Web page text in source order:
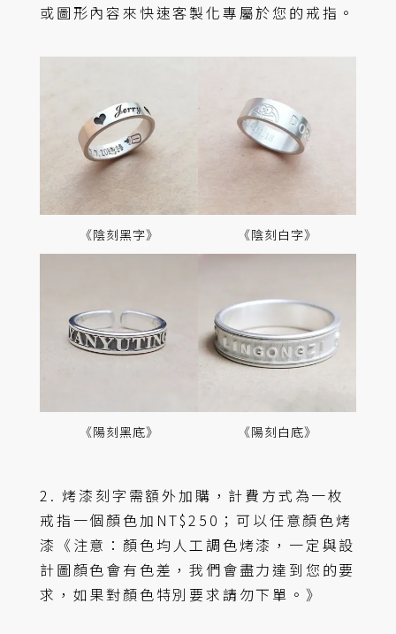
或圖形內容來快速客製化專屬於您的戒指。
《陰刻黑字》 《陰刻白字》
《陽刻黑底》 《陽刻白底》
2. 烤漆刻字需額外加購，計費方式為一枚
戒指一個顏色加NT$250；可以任意顏色烤
漆《注意：顏色均人工調色烤漆，一定與設
計圖顏色會有色差，我們會盡力達到您的要
求，如果對顏色特別要求請勿下單。》